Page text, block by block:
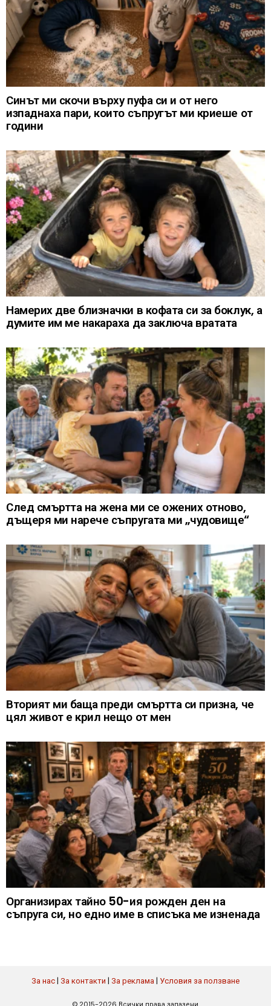
Синът ми скочи върху пуфа си и от него
изпаднаха пари, които съпругът ми криеше от
години
Намерих две близначки в кофата си за боклук, а
думите им ме накараха да заключа вратата
След смъртта на жена ми се ожених отново,
дъщеря ми нарече съпругата ми „чудовище“
Вторият ми баща преди смъртта си призна, че
цял живот е крил нещо от мен
Организирах тайно 50-ия рожден ден на
съпруга си, но едно име в списъка ме изненада
За нас | За контакти | За реклама | Условия за ползване